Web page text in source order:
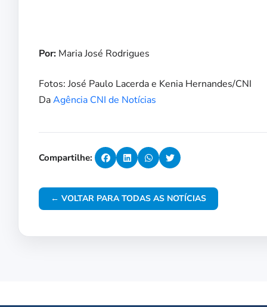
Por: Maria José Rodrigues
Fotos: José Paulo Lacerda e Kenia Hernandes/CNI
DaAgência CNI de Notícias
Compartilhe:
← VOLTAR PARA TODAS AS NOTÍCIAS